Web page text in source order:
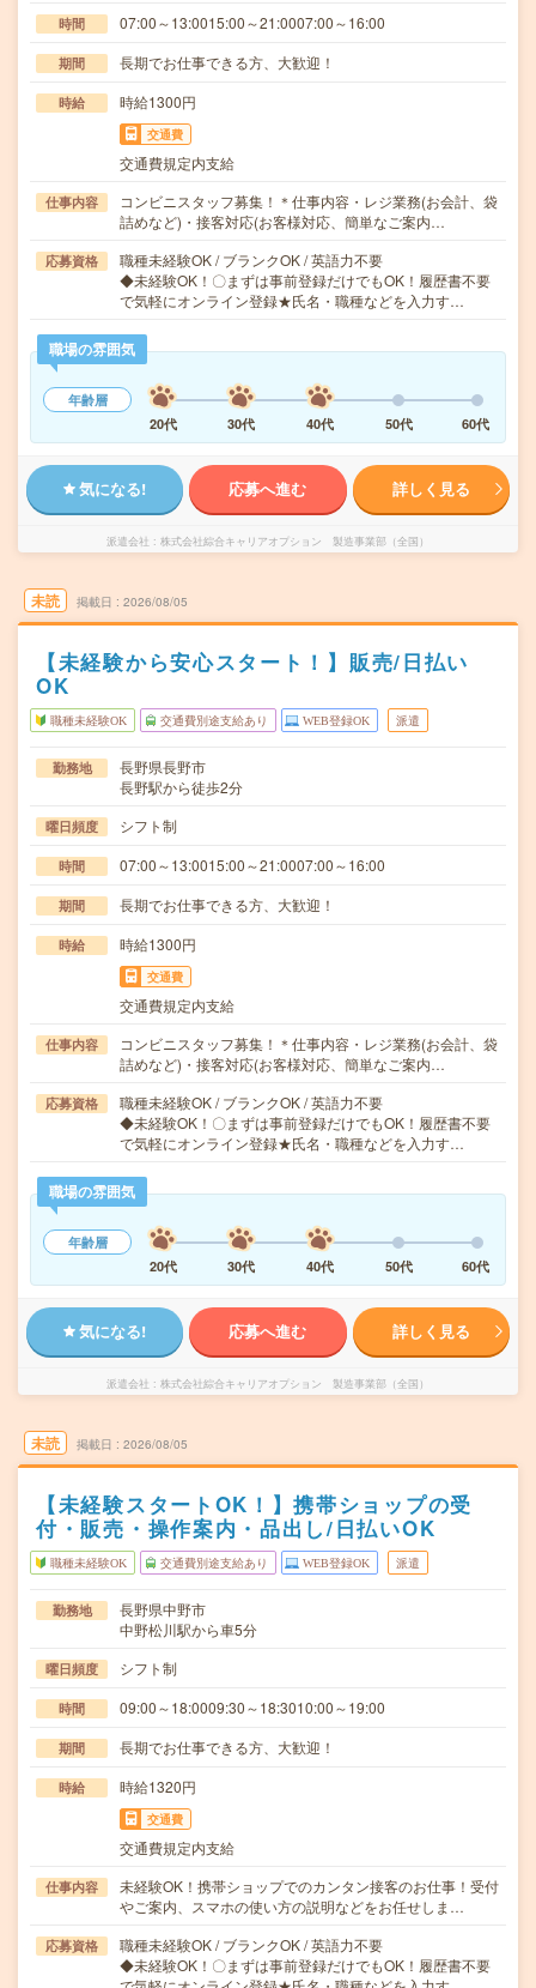
時間 07:00～13:0015:00～21:0007:00～16:00
期間 長期でお仕事できる方、大歓迎！
時給 時給1300円
交通費
交通費規定内支給
仕事内容
コンビニスタッフ募集！＊仕事内容・レジ業務(お会計、袋
詰めなど)・接客対応(お客様対応、簡単なご案内…
応募資格
職種未経験OK / ブランクOK / 英語力不要
◆未経験OK！〇まずは事前登録だけでもOK！履歴書不要
で気軽にオンライン登録★氏名・職種などを入力す…
職場の雰囲気
年齢層
20代
30代 40代 50代 60代
気になる! 応募へ進む 詳しく見る
派遣会社 株式会社綜合キャリアオプション 製造事業部（全国）
未読 掲載日 2026/08/05
【未経験から安心スタート！】販売/日払い
OK
職種未経験OK 交通費別途支給あり WEB登録OK 派遣
勤務地
長野県長野市
長野駅から徒歩2分
曜日頻度 シフト制
時間 07:00～13:0015:00～21:0007:00～16:00
期間 長期でお仕事できる方、大歓迎！
時給 時給1300円
交通費
交通費規定内支給
仕事内容
コンビニスタッフ募集！＊仕事内容・レジ業務(お会計、袋
詰めなど)・接客対応(お客様対応、簡単なご案内…
応募資格
職種未経験OK / ブランクOK / 英語力不要
◆未経験OK！〇まずは事前登録だけでもOK！履歴書不要
で気軽にオンライン登録★氏名・職種などを入力す…
職場の雰囲気
年齢層
20代
30代 40代 50代 60代
気になる! 応募へ進む 詳しく見る
派遣会社 株式会社綜合キャリアオプション 製造事業部（全国）
未読 掲載日 2026/08/05
【未経験スタートOK！】携帯ショップの受
付・販売・操作案内・品出し/日払いOK
職種未経験OK 交通費別途支給あり WEB登録OK 派遣
勤務地
長野県中野市
中野松川駅から車5分
曜日頻度 シフト制
時間 09:00～18:0009:30～18:3010:00～19:00
期間 長期でお仕事できる方、大歓迎！
時給 時給1320円
交通費
交通費規定内支給
仕事内容
未経験OK！携帯ショップでのカンタン接客のお仕事！受付
やご案内、スマホの使い方の説明などをお任せしま…
応募資格
職種未経験OK / ブランクOK / 英語力不要
◆未経験OK！〇まずは事前登録だけでもOK！履歴書不要